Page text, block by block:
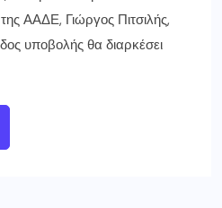
ΑΑΔΕ, Γιώργος Πιτσιλής,
υποβολής θα διαρκέσει